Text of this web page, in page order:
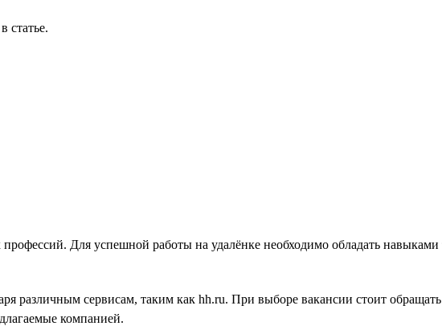
статье.
Для успешной работы на удалёнке необходимо обладать
различным сервисам, таким как hh.ru. При выборе вакансии стоит
компанией.